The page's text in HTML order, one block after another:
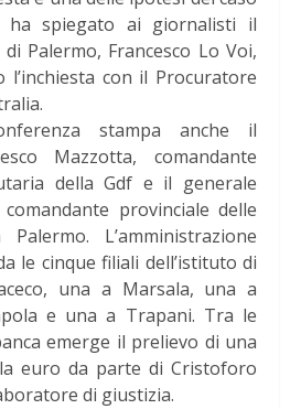
ha spiegato ai giornalisti il
Palermo, Francesco Lo Voi,
l’inchiesta con il Procuratore
stampa anche il
Mazzotta, comandante
della Gdf e il generale
provinciale delle
L’amministrazione
le cinque filiali dell’istituto di
una a Marsala, una a
e una a Trapani. Tra le
emerge il prelievo di una
euro da parte di Cristoforo
di giustizia.